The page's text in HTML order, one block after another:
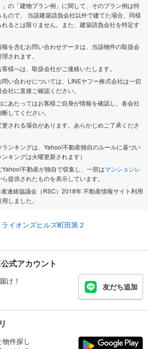
」の「建物プラン例」に関して、そのプラン例は特
ので、 当該建築請負会社以外で建てた場合、同様
るとは限りません。また、建築請負会社を特定す
を含むお問い合わせデータは、当該物件の取扱会
されます。
様へは、取扱会社がご連絡いたします。
い合わせについては、LINEヤフー株式会社は一切
社に直接ご確認ください。
あたってはお客様ご自身が情報を確認し、各会社
してください。
される場合があります。あらかじめご了承くださ
ンキングは、Yahoo!不動産独自のルールに基づい
キングは火曜更新されます）
不動産が独自で収集し、一部はマンションレ
ら提供されたものを表示しています。
連絡協議会（RSC）2018年 不動産情報サイト利用
しました。
ライオンズヒルズ町田第２
式アカウント
け！
友だち追加
件探し